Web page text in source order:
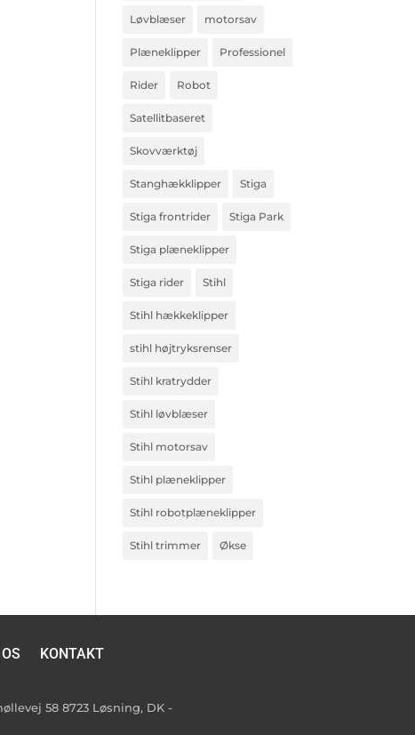
Løvblæser motorsav
Plæneklipper Professionel
Rider Robot
Satellitbaseret
Skovværktøj
Stanghækklipper Stiga
Stiga frontrider Stiga Park
Stiga plæneklipper
Stiga rider Stihl
Stihl hækkeklipper
stihl højtryksrenser
Stihl kratrydder
Stihl løvblæser
Stihl motorsav
Stihl plæneklipper
Stihl robotplæneklipper
Stihl trimmer Økse
KONTAKT
58 8723 Løsning, DK -